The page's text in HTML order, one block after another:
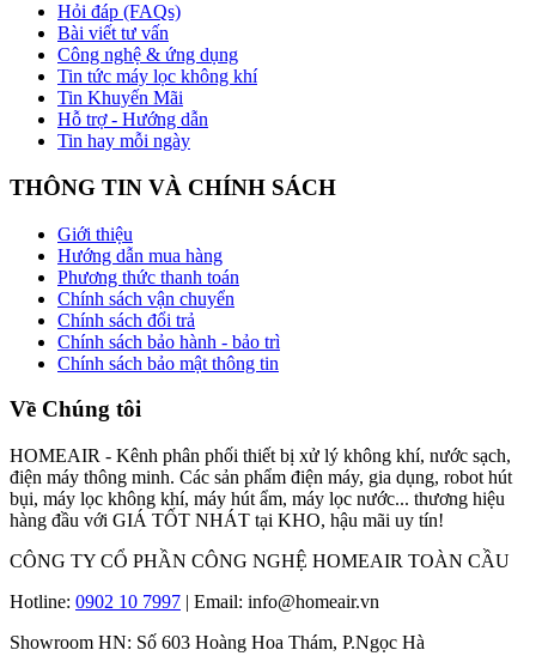
Hỏi đáp (FAQs)
Bài viết tư vấn
Công nghệ & ứng dụng
Tin tức máy lọc không khí
Tin Khuyến Mãi
Hỗ trợ - Hướng dẫn
Tin hay mỗi ngày
THÔNG TIN VÀ CHÍNH SÁCH
Giới thiệu
Hướng dẫn mua hàng
Phương thức thanh toán
Chính sách vận chuyển
Chính sách đổi trả
Chính sách bảo hành - bảo trì
Chính sách bảo mật thông tin
Về Chúng tôi
HOMEAIR - Kênh phân phối thiết bị xử lý không khí, nước sạch,
điện máy thông minh. Các sản phẩm điện máy, gia dụng, robot hút
bụi, máy lọc không khí, máy hút ẩm, máy lọc nước... thương hiệu
hàng đầu với GIÁ TỐT NHÁT tại KHO, hậu mãi uy tín!
CÔNG TY CỔ PHẦN CÔNG NGHỆ HOMEAIR TOÀN CẦU
Hotline: 0902 10 7997 | Email: info@homeair.vn
Showroom HN: Số 603 Hoàng Hoa Thám, P.Ngọc Hà